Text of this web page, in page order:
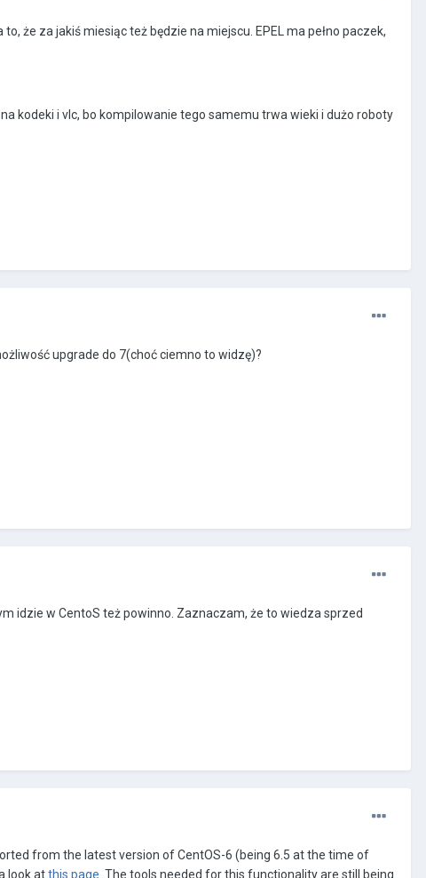
że za jakiś miesiąc też będzie na miejscu. EPEL ma pełno paczek,
kodeki i vlc, bo kompilowanie tego samemu trwa wieki i dużo roboty
upgrade do 7(choć ciemno to widzę)?
idzie w CentoS też powinno. Zaznaczam, że to wiedza sprzed
from the latest version of CentOS-6 (being 6.5 at the time of
look atthis page. The tools needed for this functionality are still being